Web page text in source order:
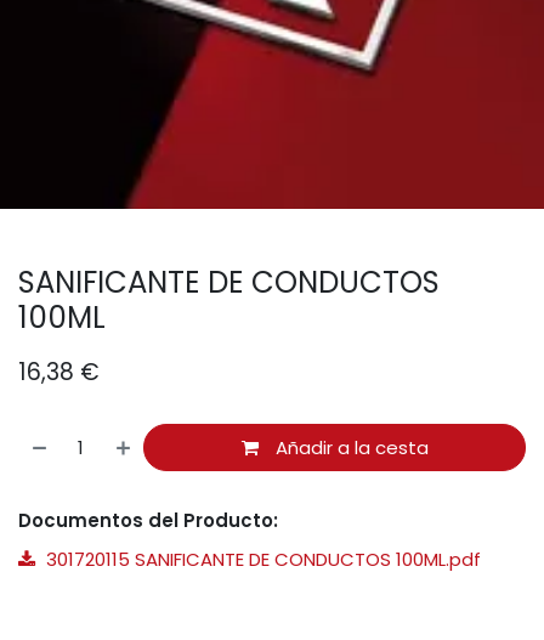
SANIFICANTE DE CONDUCTOS
100ML
16,38 €
Añadir a la cesta
Documentos del Producto:
301720115 SANIFICANTE DE CONDUCTOS 100ML.pdf